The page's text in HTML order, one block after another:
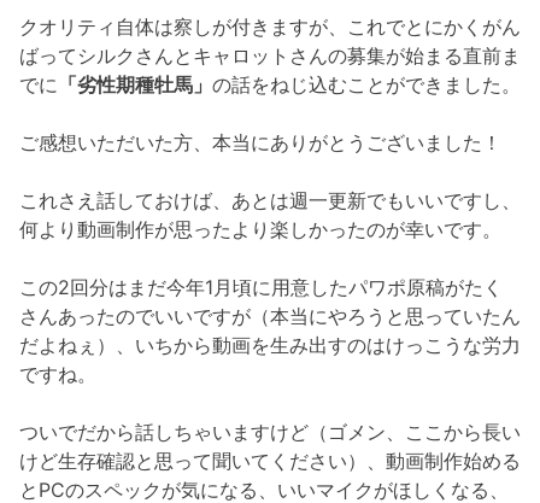
クオリティ自体は察しが付きますが、これでとにかくがん
ばってシルクさんとキャロットさんの募集が始まる直前ま
でに 「劣性期種牡馬」 の話をねじ込むことができました。
ご感想いただいた方、本当にありがとうございました！
これさえ話しておけば、あとは週一更新でもいいですし、
何より動画制作が思ったより楽しかったのが幸いです。
この2回分はまだ今年1月頃に用意したパワポ原稿がたく
さんあったのでいいですが（本当にやろうと思っていたん
だよねぇ）、いちから動画を生み出すのはけっこうな労力
ですね。
ついでだから話しちゃいますけど（ゴメン、ここから長い
けど生存確認と思って聞いてください）、動画制作始める
とPCのスペックが気になる、いいマイクがほしくなる、